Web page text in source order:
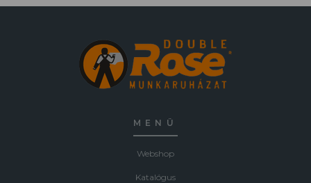
MENÜ
Webshop
Katalógus